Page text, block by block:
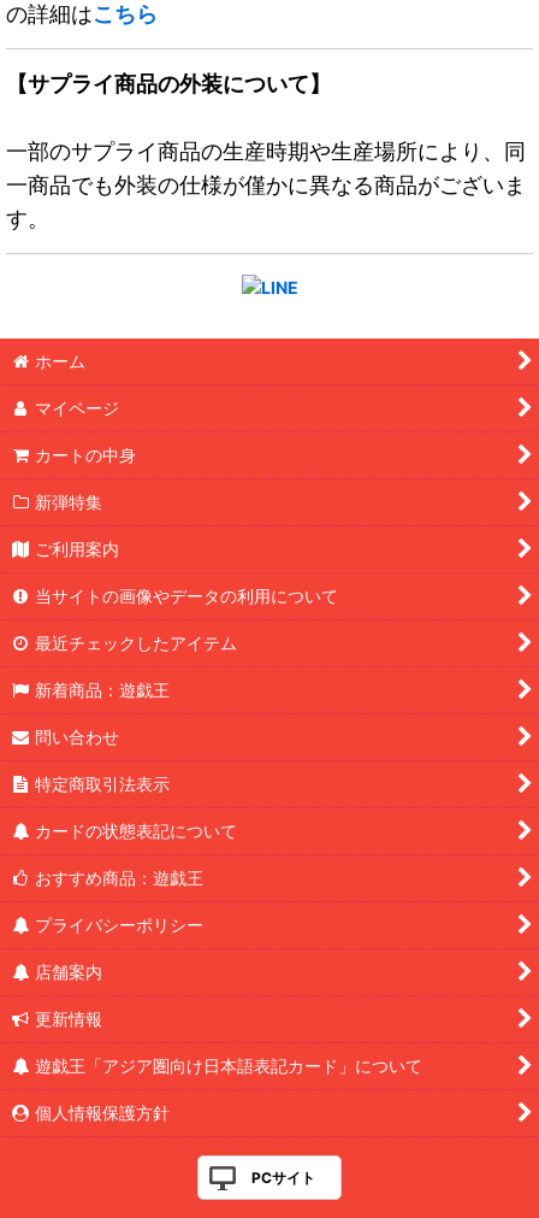
の詳細はこちら
【サプライ商品の外装について】
一部のサプライ商品の生産時期や生産場所により、同
一商品でも外装の仕様が僅かに異なる商品がございま
す。
ホーム
マイページ
カートの中身
新弾特集
ご利用案内
当サイトの画像やデータの利用について
最近チェックしたアイテム
新着商品：遊戯王
問い合わせ
特定商取引法表示
カードの状態表記について
おすすめ商品：遊戯王
プライバシーポリシー
店舗案内
更新情報
遊戯王「アジア圏向け日本語表記カード」について
個人情報保護方針
PCサイト